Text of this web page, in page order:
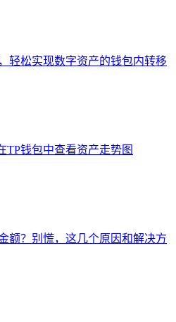
轻松实现数字资产的钱包内转移
TP钱包中查看资产走势图
额？别慌，这几个原因和解决方